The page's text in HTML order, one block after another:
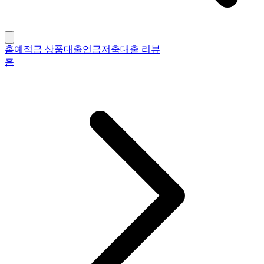
홈예적금 상품대출연금저축대출 리뷰
홈